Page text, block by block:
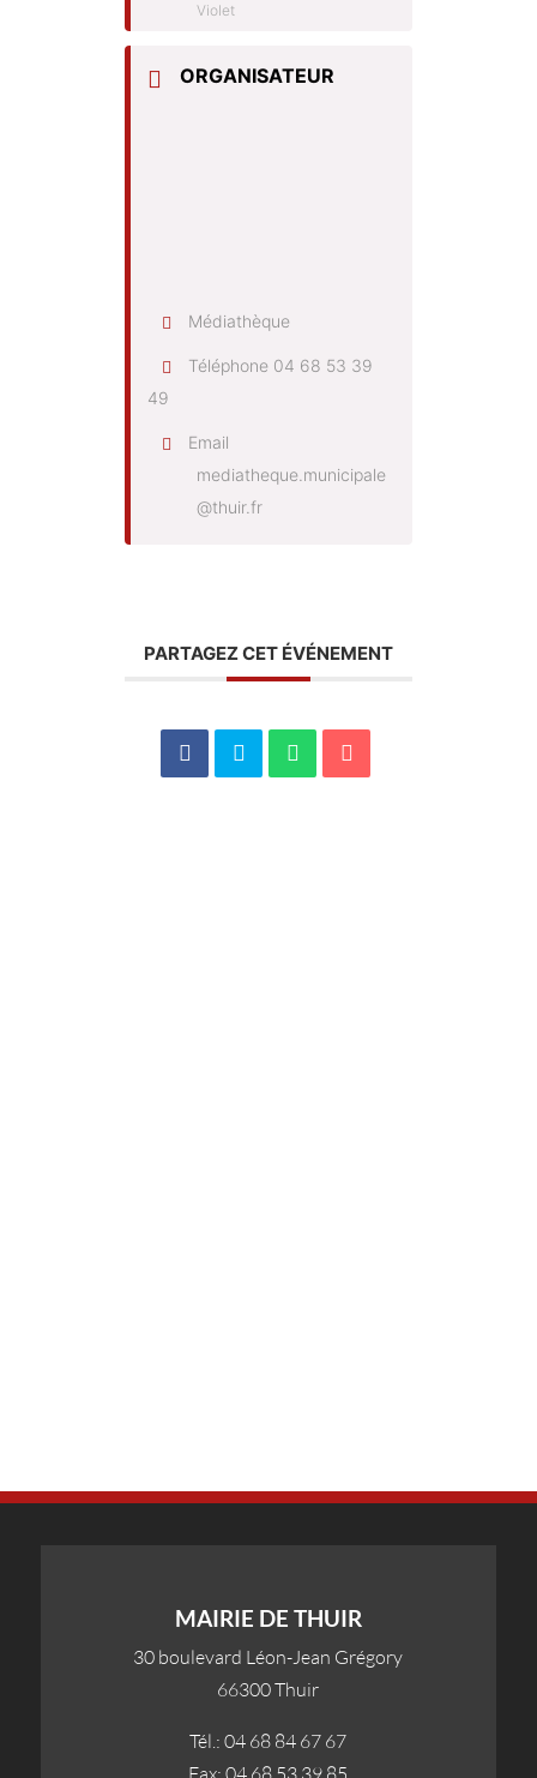
Violet
ORGANISATEUR
Médiathèque
Téléphone 04 68 53 39
49
Email
mediatheque.municipale
@thuir.fr
PARTAGEZ CET ÉVÉNEMENT
MAIRIE DE THUIR
30 boulevard Léon-Jean Grégory
66300 Thuir
Tél.: 04 68 84 67 67